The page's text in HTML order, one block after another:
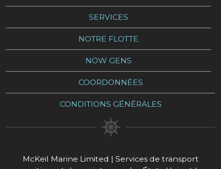
SERVICES
NOTRE FLOTTE
NOW GENS
COORDONNÉES
CONDITIONS GÉNÉRALES
McKeil Marine Limited | Services de transport